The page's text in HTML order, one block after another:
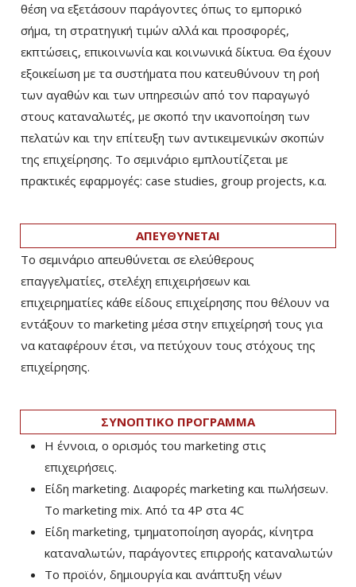
θέση να εξετάσουν παράγοντες όπως το εμπορικό
σήμα, τη στρατηγική τιμών αλλά και προσφορές,
εκπτώσεις, επικοινωνία και κοινωνικά δίκτυα. Θα έχουν
εξοικείωση με τα συστήματα που κατευθύνουν τη ροή
των αγαθών και των υπηρεσιών από τον παραγωγό
στους καταναλωτές, με σκοπό την ικανοποίηση των
πελατών και την επίτευξη των αντικειμενικών σκοπών
της επιχείρησης. Το σεμινάριο εμπλουτίζεται με
πρακτικές εφαρμογές: case studies, group projects, κ.α.
ΑΠΕΥΘΥΝΕΤΑΙ
Το σεμινάριο απευθύνεται σε ελεύθερους
επαγγελματίες, στελέχη επιχειρήσεων και
επιχειρηματίες κάθε είδους επιχείρησης που θέλουν να
εντάξουν το marketing μέσα στην επιχείρησή τους για
να καταφέρουν έτσι, να πετύχουν τους στόχους της
επιχείρησης.
ΣΥΝΟΠΤΙΚΟ ΠΡΟΓΡΑΜΜΑ
Η έννοια, ο ορισμός του marketing στις
επιχειρήσεις.
Είδη marketing. Διαφορές marketing και πωλήσεων.
Το marketing mix. Από τα 4P στα 4C
Είδη marketing, τμηματοποίηση αγοράς, κίνητρα
καταναλωτών, παράγοντες επιρροής καταναλωτών
Το προϊόν, δημιουργία και ανάπτυξη νέων